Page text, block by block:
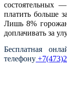
состоятельных
платить больше
Лишь 8%
доплачивать за
Бесплатная
телефону